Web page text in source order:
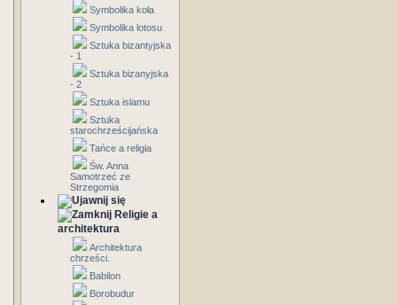
Symbolika koła
Symbolika lotosu
Sztuka bizantyjska
- 1
Sztuka bizanyjska
- 2
Sztuka islamu
Sztuka
starochrześcijańska
Tańce a religia
Św. Anna
Samotrzeć ze
Strzegomia
Religie a
architektura
Architektura
chrześci.
Babilon
Borobudur